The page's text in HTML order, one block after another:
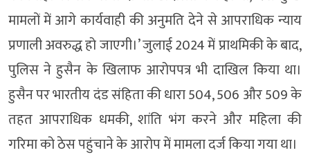
मामलों में आगे कार्यवाही की अनुमति देने से आपराधिक न्याय
प्रणाली अवरुद्ध हो जाएगी।’ जुलाई 2024 में प्राथमिकी के बाद,
पुलिस ने हुसैन के खिलाफ आरोपपत्र भी दाखिल किया था।
हुसैन पर भारतीय दंड संहिता की धारा 504, 506 और 509 के
तहत आपराधिक धमकी, शांति भंग करने और महिला की
गरिमा को ठेस पहुंचाने के आरोप में मामला दर्ज किया गया था।